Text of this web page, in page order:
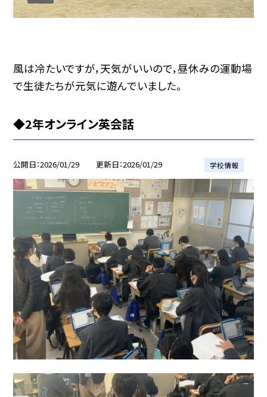
風は冷たいですが，天気がいいので，昼休みの運動場
で生徒たちが元気に遊んでいました。
◆2年オンライン英会話
公開日 2026/01/29 更新日 2026/01/29 学校情報